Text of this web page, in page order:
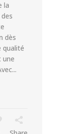
la
dès
qualité
une